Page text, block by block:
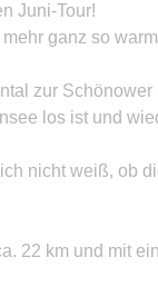
Juni-Tour!
ganz so
zur
los ist und
nicht weiß, ob
22 km und mit